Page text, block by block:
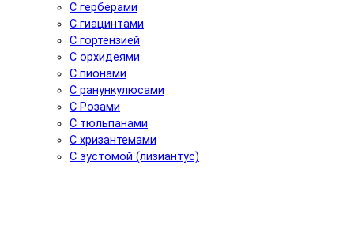
С герберами
С гиацинтами
С гортензией
С орхидеями
С пионами
С ранункулюсами
С Розами
С тюльпанами
С хризантемами
С эустомой (лизиантус)